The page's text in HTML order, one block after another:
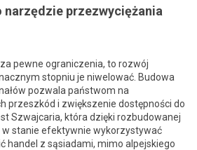
przezwyciężania
pewne ograniczenia, to rozwój
stopniu je niwelować. Budowa
pozwala państwom na
przeszkód i zwiększenie dostępności do
Szwajcaria, która dzięki rozbudowanej
stanie efektywnie wykorzystywać
handel z sąsiadami, mimo alpejskiego